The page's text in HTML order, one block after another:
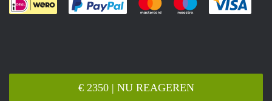
€ 2350 | NU REAGEREN
Je rekent gemakkelijk af met Paypal
Je rekent gemakkelijk af met
Je rekent